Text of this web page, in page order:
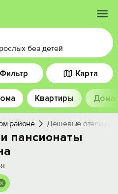
без детей
Фильтр Карта
Квартиры Дома
районе Дешевые отели и
пансионаты